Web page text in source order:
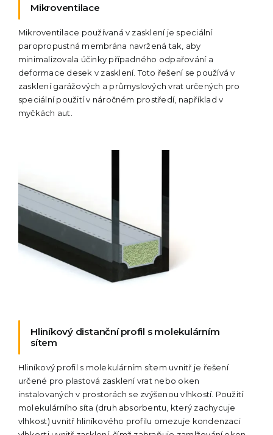
Mikroventilace
Mikroventilace používaná v zasklení je speciální
paropropustná membrána navržená tak, aby
minimalizovala účinky případného odpařování a
deformace desek v zasklení. Toto řešení se používá v
zasklení garážových a průmyslových vrat určených pro
speciální použití v náročném prostředí, například v
myčkách aut.
Hliníkový distanční profil s molekulárním
sítem
Hliníkový profil s molekulárním sítem uvnitř je řešení
určené pro plastová zasklení vrat nebo oken
instalovaných v prostorách se zvýšenou vlhkostí. Použití
molekulárního síta (druh absorbentu, který zachycuje
vlhkost) uvnitř hliníkového profilu omezuje kondenzaci